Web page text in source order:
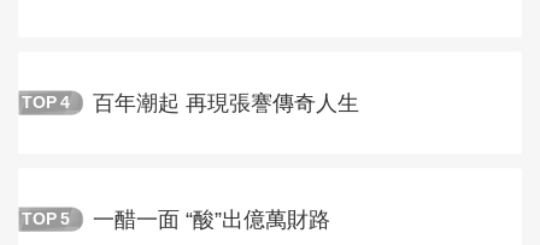
TOP 4 百年潮起 再現張謇傳奇人生
TOP 5 一醋一面 “酸”出億萬財路